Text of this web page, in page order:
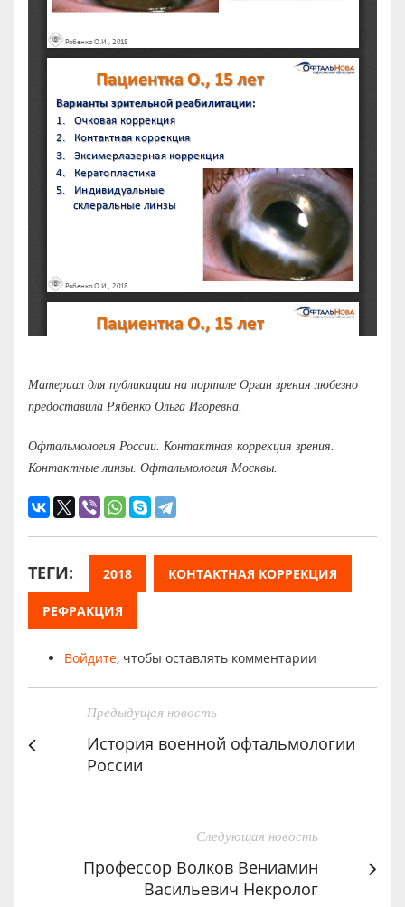
Материал для публикации на портале Орган зрения любезно
предоставила Рябенко Ольга Игоревна.
Офтальмология России. Контактная коррекция зрения.
Контактные линзы. Офтальмология Москвы.
ТЕГИ: 2018 КОНТАКТНАЯ КОРРЕКЦИЯ
РЕФРАКЦИЯ
Войдите, чтобы оставлять комментарии
Предыдущая новость
История военной офтальмологии
России
Следующая новость
Профессор Волков Вениамин
Васильевич Некролог